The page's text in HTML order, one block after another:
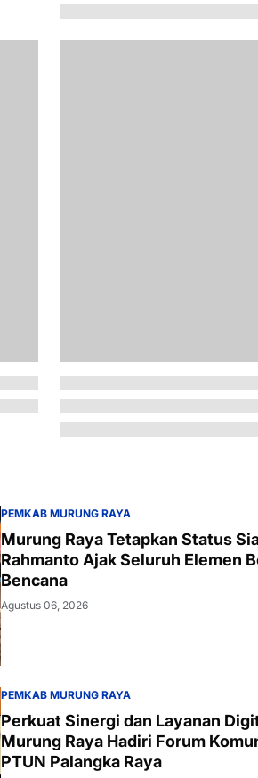
PEMKAB MURUNG RAYA
Murung Raya Tetapkan Status
Rahmanto Ajak Seluruh Elemen
Bencana
Agustus 06, 2026
PEMKAB MURUNG RAYA
Perkuat Sinergi dan Layanan
Murung Raya Hadiri Forum
PTUN Palangka Raya